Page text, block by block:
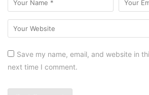
Save my name, email, and website in
next time I comment.